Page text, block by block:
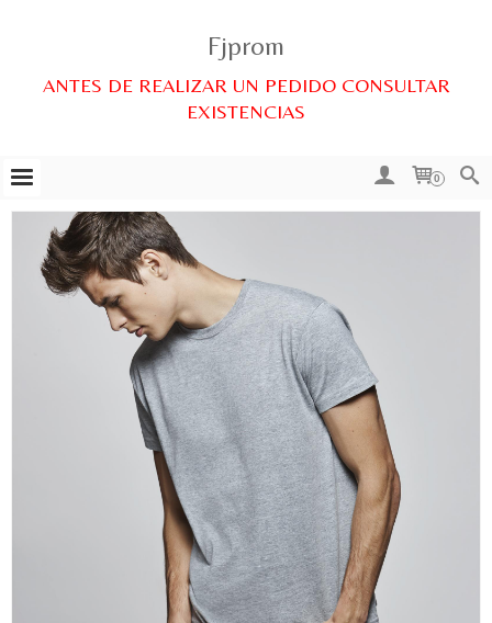
Fjprom
ANTES DE REALIZAR UN PEDIDO CONSULTAR
EXISTENCIAS
0